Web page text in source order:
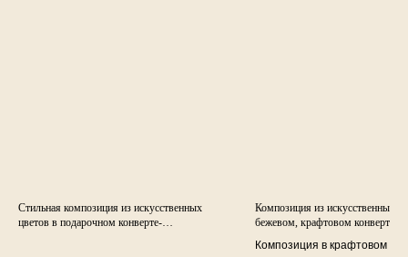
Стильная композиция из искусственных
цветов в подарочном конверте-
Композиция из искусственных
бежевом, крафтовом конверте-
Композиция в крафтовом